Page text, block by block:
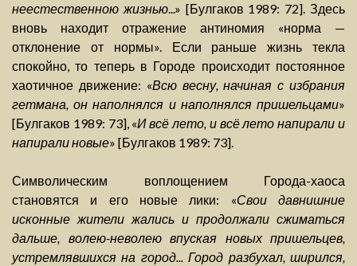
неестественною жизнью...» [Булгаков 1989: 72]. Здесь
вновь находит отражение антиномия «норма —
отклонение от нормы». Если раньше жизнь текла
спокойно, то теперь в Городе происходит постоянное
хаотичное движение: «Всю весну, начиная с избрания
гетмана, он наполнялся и наполнялся пришельцами»
[Булгаков 1989: 73], «И всё лето, и всё лето напирали и
напирали новые» [Булгаков 1989: 73].
Символическим воплощением Города-хаоса
становятся и его новые лики: «Свои давнишние
исконные жители жались и продолжали сжиматься
дальше, волею-неволею впуская новых пришельцев,
устремлявшихся на город... Город разбухал, ширился,